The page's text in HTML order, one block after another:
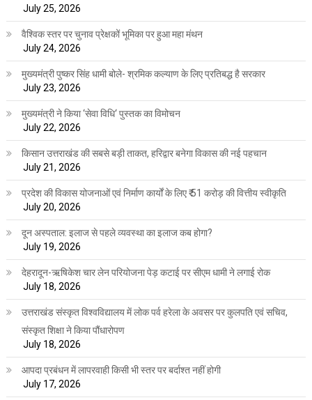
July 25, 2026
वैश्विक स्तर पर चुनाव प्रेक्षकों भूमिका पर हुआ महा मंथन
July 24, 2026
मुख्यमंत्री पुष्कर सिंह धामी बोले- श्रमिक कल्याण के लिए प्रतिबद्ध है सरकार
July 23, 2026
मुख्यमंत्री ने किया ‘सेवा विधि‘ पुस्तक का विमोचन
July 22, 2026
किसान उत्तराखंड की सबसे बड़ी ताकत, हरिद्वार बनेगा विकास की नई पहचान
July 21, 2026
प्रदेश की विकास योजनाओं एवं निर्माण कार्यों के लिए ₹ 51 करोड़ की वित्तीय स्वीकृति
July 20, 2026
दून अस्पताल: इलाज से पहले व्यवस्था का इलाज कब होगा?
July 19, 2026
देहरादून-ऋषिकेश चार लेन परियोजना पेड़ कटाई पर सीएम धामी ने लगाई रोक
July 18, 2026
उत्तराखंड संस्कृत विश्वविद्यालय में लोक पर्व हरेला के अवसर पर कुलपति एवं सचिव,
संस्कृत शिक्षा ने किया पौंधारोपण
July 18, 2026
आपदा प्रबंधन में लापरवाही किसी भी स्तर पर बर्दाश्त नहीं होगी
July 17, 2026